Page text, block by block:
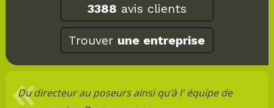
3388 avis clients
Trouver une entreprise
Du directeur au poseurs ainsi qu'à l' équipe de